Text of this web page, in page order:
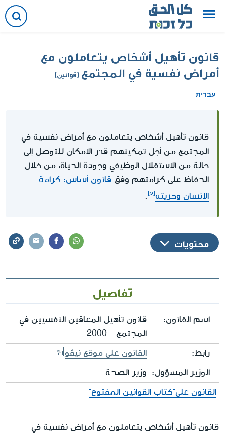
قانون تأهيل أشخاص يتعاملون مع
أمراض نفسية في المجتمع (قوانين)
עברית
قانون تأهيل أشخاص يتعاملون مع أمراض نفسية في
المجتمع من أجل تمكينهم قدر الامكان للتوصل إلى
حالة من الاستقلال الوظيفي وجودة الحياة، من خلال
الحفاظ على كرامتهم وفق قانون أساس: كرامة
الانسان وحريته
.
محتويات
تفاصيل
اسم القانون:
‏قانون تأهيل المعاقين النفسيين في
المجتمع - 2000‏
رابط: القانون على موقع نيڤو
الوزير المسؤول: وزير الصحة
القانون على"كتاب القوانين المفتوح"
قانون تأهيل أشخاص يتعاملون مع أمراض نفسية في